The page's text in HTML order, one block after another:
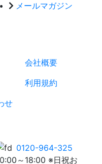
メールマガジン
会社概要
利用規約
せ
0120-964-325
～18:00 ※日祝お